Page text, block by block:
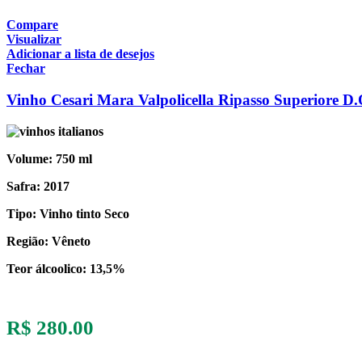
Compare
Visualizar
Adicionar a lista de desejos
Fechar
Vinho Cesari Mara Valpolicella Ripasso Superiore
Volume: 750 ml
Safra: 2017
Tipo: Vinho tinto Seco
Região: Vêneto
Teor álcoolico: 13,5%
R$ 280.00